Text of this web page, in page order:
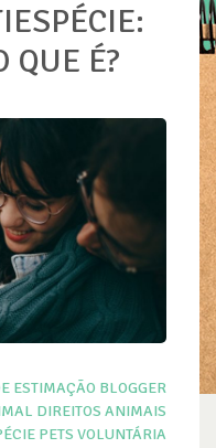
QUE É?
ESTIMAÇÃO BLOGGER
DIREITOS ANIMAIS
PETS VOLUNTÁRIA